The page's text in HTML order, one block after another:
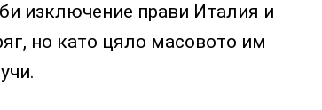
изключение прави Италия и
но като цяло масовото им